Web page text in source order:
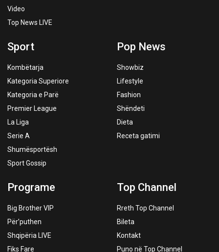
Video
Top News LIVE
Sport
Kombëtarja
Kategoria Superiore
Kategoria e Parë
Premier League
La Liga
Serie A
Shumësportësh
Sport Gossip
Pop News
Showbiz
Lifestyle
Fashion
Shëndeti
Dieta
Receta gatimi
Programe
Big Brother VIP
Për’puthen
Shqipëria LIVE
Fiks Fare
Top Channel
Rreth Top Channel
Bileta
Kontakt
Puno në Top Channel